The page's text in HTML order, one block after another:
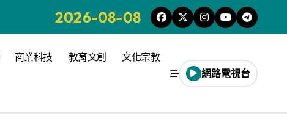
2026-08-08
商業科技 教育文創 文化宗教
網路電視台